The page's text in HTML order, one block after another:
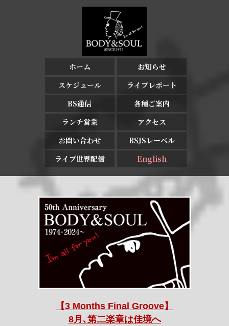
ホーム
お知らせ
スケジュール
ライブレポート
BS通信
各種ご案内
ランチ営業
アクセス
お問い合わせ
BSJSレーベル
ライブ世界配信
English
【3 Months Final Groove】
8月､第二楽章は佳境へ